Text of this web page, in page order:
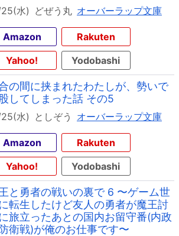
水) どぜう丸 オーバーラップ文庫
Amazon
Rakuten
Yahoo!
Yodobashi
の間に挟まれたわたしが、勢いで
してしまった話 その5
水) としぞう オーバーラップ文庫
Amazon
Rakuten
Yahoo!
Yodobashi
と勇者の戦いの裏で 6 〜ゲーム世
転生したけど友人の勇者が魔王討
旅立ったあとの国内お留守番(内政
衛戦)が俺のお仕事です〜